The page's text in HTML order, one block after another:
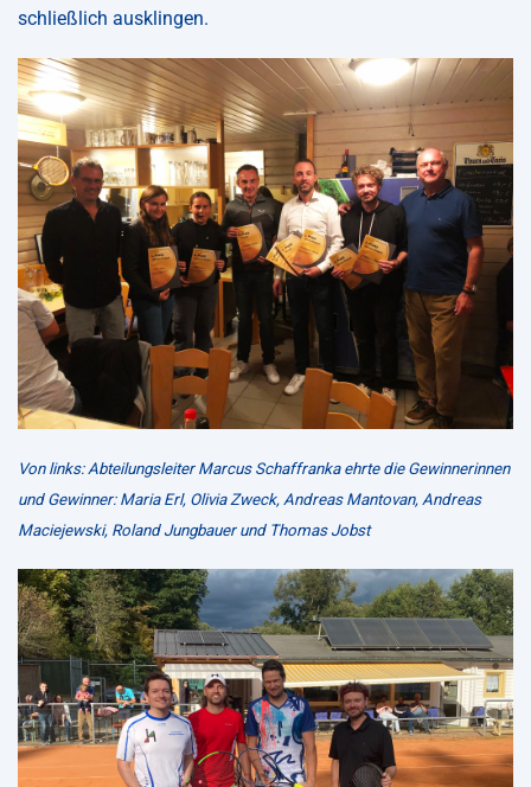
schließlich ausklingen.
Von links: Abteilungsleiter Marcus Schaffranka ehrte die Gewinnerinnen
und Gewinner: Maria Erl, Olivia Zweck, Andreas Mantovan, Andreas
Maciejewski, Roland Jungbauer und Thomas Jobst